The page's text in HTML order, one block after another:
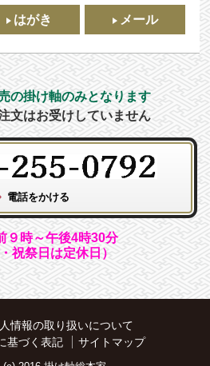
はがき メール
の掛け軸のみとなります
文はお受けしていません
９時～午後4時30分
祝祭日は定休日）
情報の取り扱いについて
基づく表記
サイトマップ